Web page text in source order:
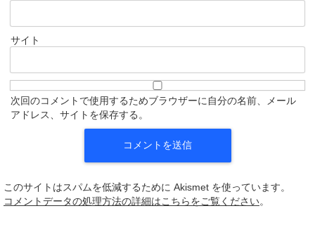
サイト
次回のコメントで使用するためブラウザーに自分の名前、メール
アドレス、サイトを保存する。
このサイトはスパムを低減するために Akismet を使っています。
コメントデータの処理方法の詳細はこちらをご覧ください。